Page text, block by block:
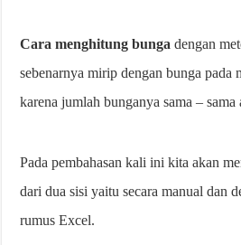
Cara menghitung bunga dengan
sebenarnya mirip dengan bunga pada
karena jumlah bunganya sama – sama
Pada pembahasan kali ini kita akan
dari dua sisi yaitu secara manual dan
rumus Excel.